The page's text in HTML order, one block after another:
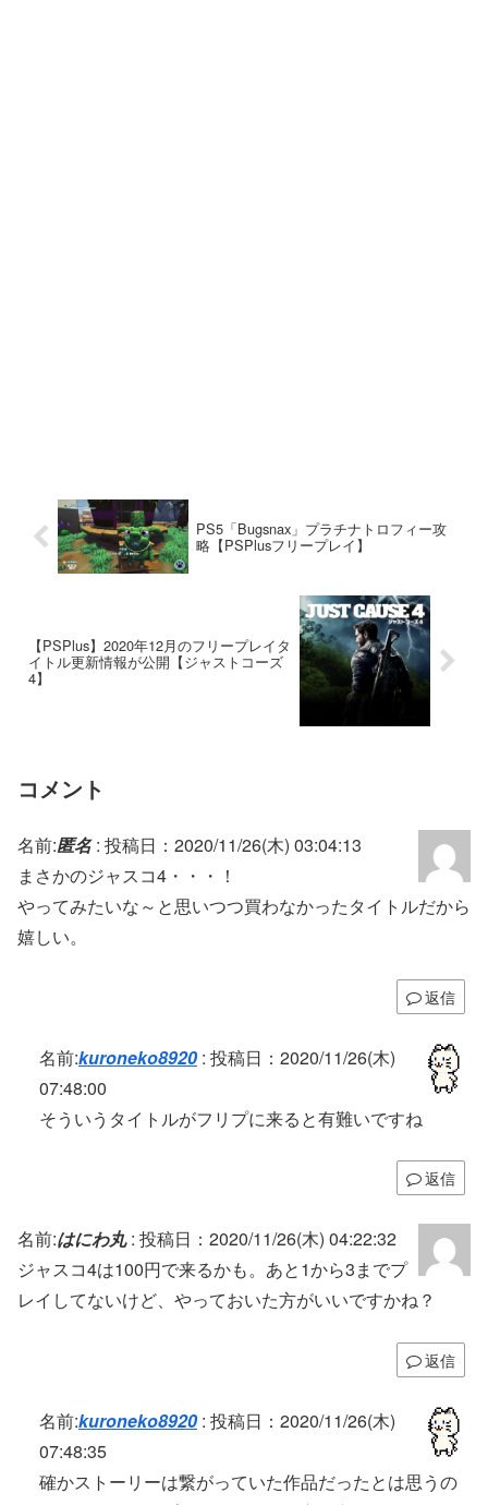
PS5「Bugsnax」プラチナトロフィー攻
略【PSPlusフリープレイ】
【PSPlus】2020年12月のフリープレイタ
イトル更新情報が公開【ジャストコーズ
4】
コメント
名前:匿名: 投稿日：2020/11/26(木) 03:04:13
まさかのジャスコ4・・・！
やってみたいな～と思いつつ買わなかったタイトルだから
嬉しい。
返信
名前:kuroneko8920: 投稿日：2020/11/26(木)
07:48:00
そういうタイトルがフリプに来ると有難いですね
返信
名前:はにわ丸: 投稿日：2020/11/26(木) 04:22:32
ジャスコ4は100円で来るかも。あと1から3までプ
レイしてないけど、やっておいた方がいいですかね？
返信
名前:kuroneko8920: 投稿日：2020/11/26(木)
07:48:35
確かストーリーは繋がっていた作品だったとは思うの